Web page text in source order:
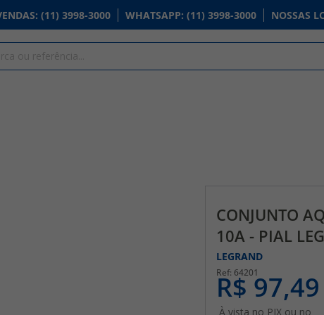
: (11) 3998-3000 WHATSAPP: (11) 3998-3000 NOSSAS
CONJUNTO
10A - PIAL
LEGRAND
64201
R$ 97,49
À vista no PIX ou no